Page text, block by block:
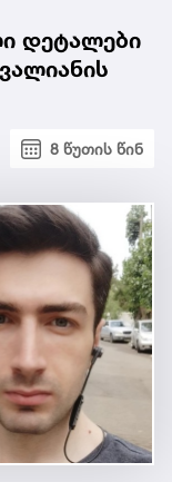
დეტალები
8 წუთის წინ